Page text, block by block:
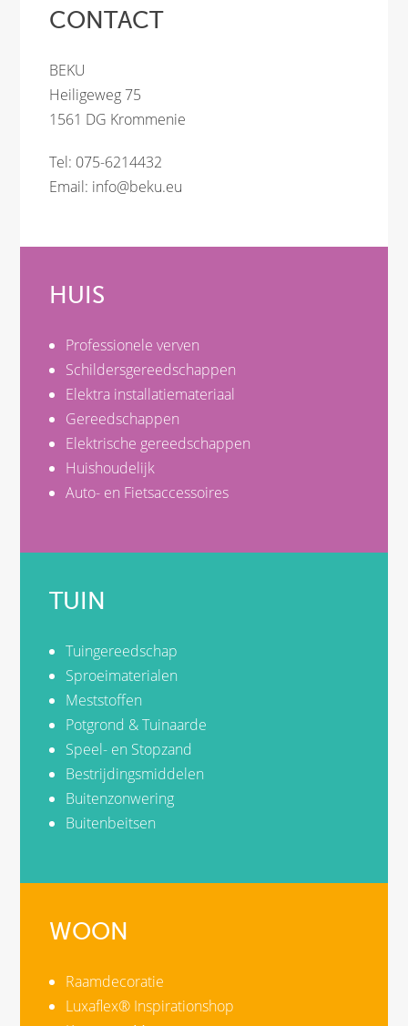
CONTACT
BEKU
Heiligeweg 75
1561 DG Krommenie
Tel: 075-6214432
Email: info@beku.eu
HUIS
Professionele verven
Schildersgereedschappen
Elektra installatiemateriaal
Gereedschappen
Elektrische gereedschappen
Huishoudelijk
Auto- en Fietsaccessoires
TUIN
Tuingereedschap
Sproeimaterialen
Meststoffen
Potgrond & Tuinaarde
Speel- en Stopzand
Bestrijdingsmiddelen
Buitenzonwering
Buitenbeitsen
WOON
Raamdecoratie
Luxaflex® Inspirationshop